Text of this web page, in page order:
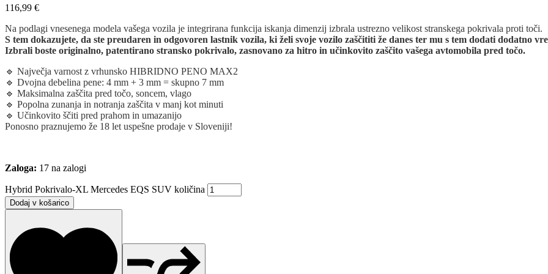
116,99 €
Na podlagi vnesenega modela vašega vozila je integrirana funkcija iskanja dimenzij izbrala ustrezno velikost stranskega pokrivala proti toči.
S tem dokazujete, da ste preudaren in odgovoren lastnik vozila, ki želi svoje vozilo zaščititi že danes ter mu s tem dodati dodatno
Izbrali boste originalno, patentirano stransko pokrivalo, zasnovano za hitro in učinkovito zaščito vašega avtomobila pred točo.
🔹 Največja varnost z vrhunsko HIBRIDNO PENO MAX2
🔹 Dvojna debelina pene: 4 mm + 3 mm = skupno 7 mm
🔹 Maksimalna zaščita pred točo, soncem, vlago
🔹 Popolna zunanja in notranja zaščita v manj kot minuti
🔹 Učinkovito ščiti pred prahom in umazanijo
Ponosno praznujemo že 18 let uspešne prodaje v Sloveniji!
Zaloga: 17 na zalogi
Hybrid Pokrivalo-XL Mercedes EQS SUV količina
Dodaj v košarico